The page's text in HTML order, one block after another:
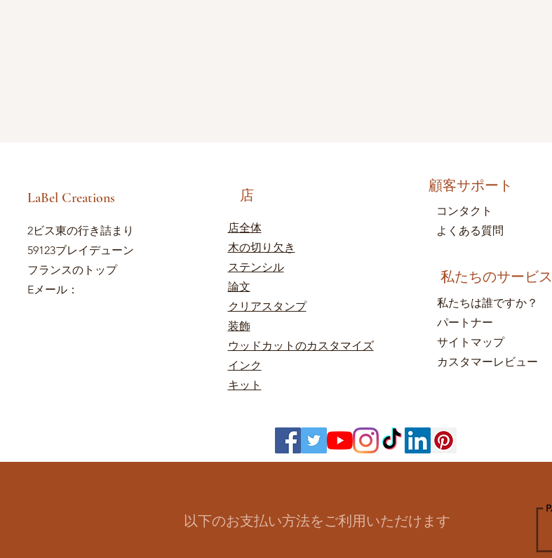
LaBel Creations
2ビス東の行き詰まり
59123ブレイデューン
フランスのトップ
Eメール：
店
店全体
木の切り欠き
ステンシル
論文
クリアスタンプ
装飾
ウッドカットのカスタマイズ
インク
キット
以下のお支払い方法をご利用いただけます
私たちは誰ですか？
パートナー
サイトマップ
カスタマーレビュー
私たちのサービス
コンタクト
よくある質問
顧客サポート